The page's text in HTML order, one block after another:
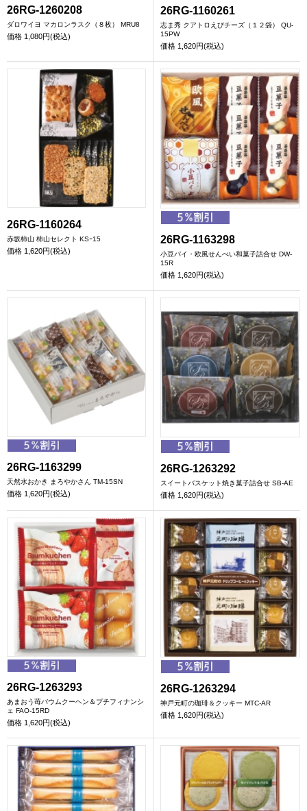
26RG-1260208
ダロワイヨ マカロンラスク（８枚） MRU8
価格 1,080円(税込)
26RG-1160261
志ま秀 クアトロえびチーズ（１２袋） QU-
15PW
価格 1,620円(税込)
26RG-1160264
赤坂柿山 柿山セレクト KSｰ15
価格 1,620円(税込)
26RG-1163298
小豆パイ・欧風せんべい和菓子詰合せ DW-
15R
価格 1,620円(税込)
26RG-1163299
天然水おかき まろやかさん TM-15SN
価格 1,620円(税込)
26RG-1263292
スイートバスケット焼き菓子詰合せ SB-AE
価格 1,620円(税込)
26RG-1263293
あまおう苺バウムクーヘン＆プチフィナンシ
ェ FAO-15RD
価格 1,620円(税込)
26RG-1263294
神戸元町の珈琲＆クッキー MTC-AR
価格 1,620円(税込)